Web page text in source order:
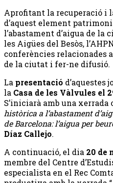
Aprofitant la recuperació i
d’aquest element
l’abastament d’aigua de la
les Aigües del Besòs,
conferències relacionades
de la ciutat i fer-ne difusió.
La presentació d’aquestes
la Casa de les Vàlvules el
S’iniciarà amb una xerrada
històrica a l’abastament
de Barcelona: l’aigua per
Díaz Callejo.
A continuació, el dia 20 de
membre del Centre
especialista en el Rec